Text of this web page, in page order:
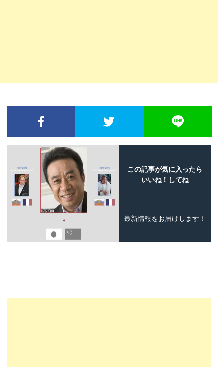
FACEBOOKでシェア TWITTERでシェア
この記事が気に入ったら
いいね！してね
最新情報をお届けします！